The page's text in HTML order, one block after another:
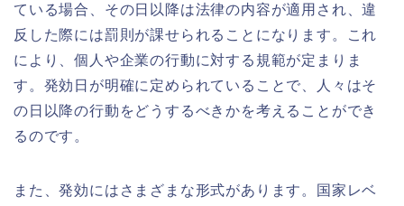
ている場合、その日以降は法律の内容が適用され、違
反した際には罰則が課せられることになります。これ
により、個人や企業の行動に対する規範が定まりま
す。発効日が明確に定められていることで、人々はそ
の日以降の行動をどうするべきかを考えることができ
るのです。
また、発効にはさまざまな形式があります。国家レベ